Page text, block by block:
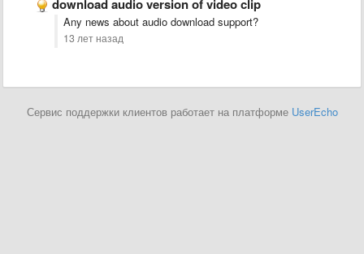
download audio version of video clip
Any news about audio download support?
13 лет назад
Сервис поддержки клиентов работает на платформе UserEcho